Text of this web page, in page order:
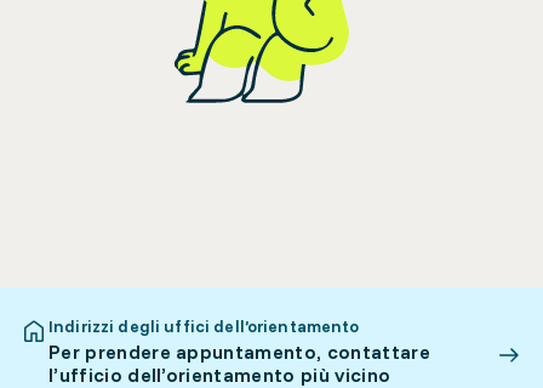
Indirizzi degli uffici dell’orientamento
Per prendere appuntamento, contattare
l’ufficio dell’orientamento più vicino